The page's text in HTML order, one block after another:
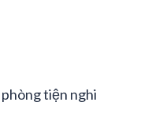
tiện nghi